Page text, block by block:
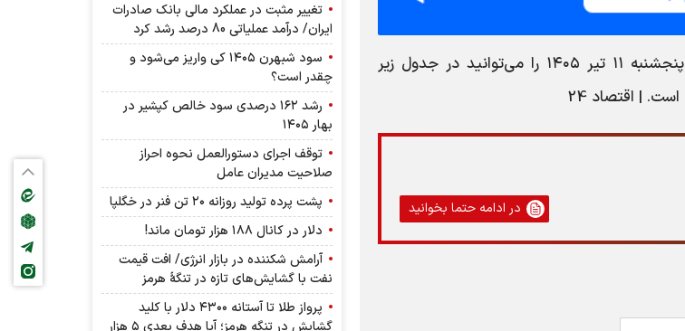
، قیمت دلار، یورو، پوند و سایر ارز‌ها امروز پنجشنبه ۱۱ تیر ۱۴۰۵ را می‌توانید در جدول زیر
| اقتصاد 24
در ادامه حتما بخوانید
تغییر مثبت در عملکرد مالی بانک صادرات
ایران/ درآمد عملیاتی 80 درصد رشد کرد
سود شبهرن ۱۴۰۵ کی واریز می‌شود و
چقدر است؟
رشد ۱۶۲ درصدی سود خالص کپشیر در
بهار ۱۴۰۵
توقف اجرای دستورالعمل نحوه احراز
صلاحیت مدیران عامل
پشت پرده تولید روزانه ۲۰ تن فنر در خگلپا
دلار در کانال ۱۸۸ هزار تومان ماند!
آرامش شکننده در بازار انرژی/ افت قیمت
نفت با گشایش‌های تازه در تنگۀ هرمز
پرواز طلا تا آستانه ۴۳۰۰ دلار با کلید